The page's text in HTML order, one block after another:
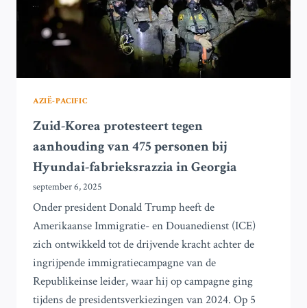
AZIË-PACIFIC
Zuid-Korea protesteert tegen
aanhouding van 475 personen bij
Hyundai-fabrieksrazzia in Georgia
september 6, 2025
Onder president Donald Trump heeft de
Amerikaanse Immigratie- en Douanedienst (ICE)
zich ontwikkeld tot de drijvende kracht achter de
ingrijpende immigratiecampagne van de
Republikeinse leider, waar hij op campagne ging
tijdens de presidentsverkiezingen van 2024. Op 5